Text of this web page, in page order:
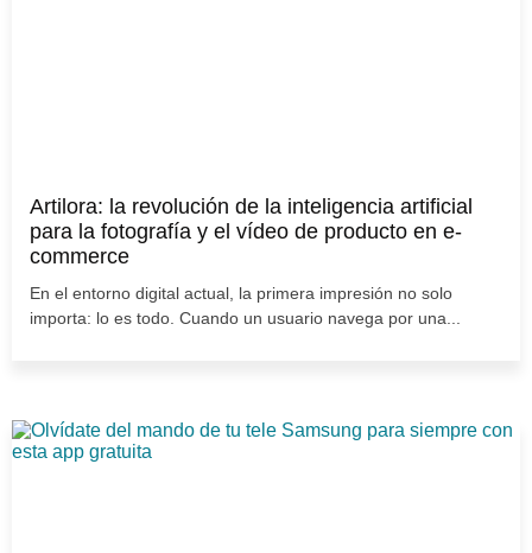
Artilora: la revolución de la inteligencia artificial
para la fotografía y el vídeo de producto en e-
commerce
En el entorno digital actual, la primera impresión no solo
importa: lo es todo. Cuando un usuario navega por una...